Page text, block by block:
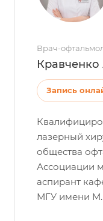
Врач-
Запись
лазерный
общества
Ассоциации
аспирант
МГУ имени